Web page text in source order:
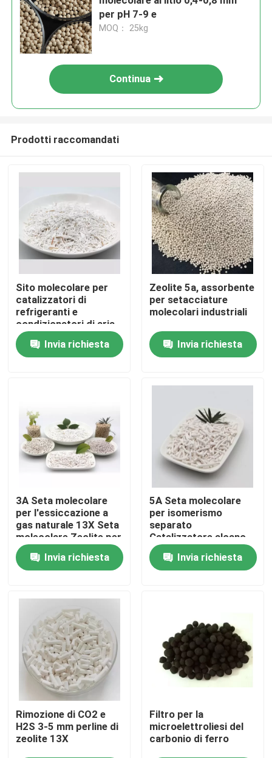
Prodotti
Su di noi
Visita alla fabbrica
Controllo della qualità
Contattaci
Chiedi un preventivo
Stagno molecolare PSA
per pH 7-9 e
MOQ： 25kg
Continua
Prodotti raccomandati
Sito molecolare per
catalizzatori di
refrigeranti e
condizionatori di aria
Sito molecolare 5A
Invia richiesta
Zeolite 5a, assorbente
per setacciature
molecolari industriali
Invia richiesta
3A Seta molecolare
per l'essiccazione a
gas naturale 13X Seta
molecolare Zeolite per
il concentratore di
ossigenoInvia richiesta
5A Seta molecolare
per isomerismo
separato
Catalizzatore alcano
Litio Seta molecolare
Ossigeno Mcm 22
Zeolite
Invia richiesta
Rimozione di CO2 e
H2S 3-5 mm perline di
zeolite 13X
Filtro per la
microelettroliesi del
carbonio di ferro